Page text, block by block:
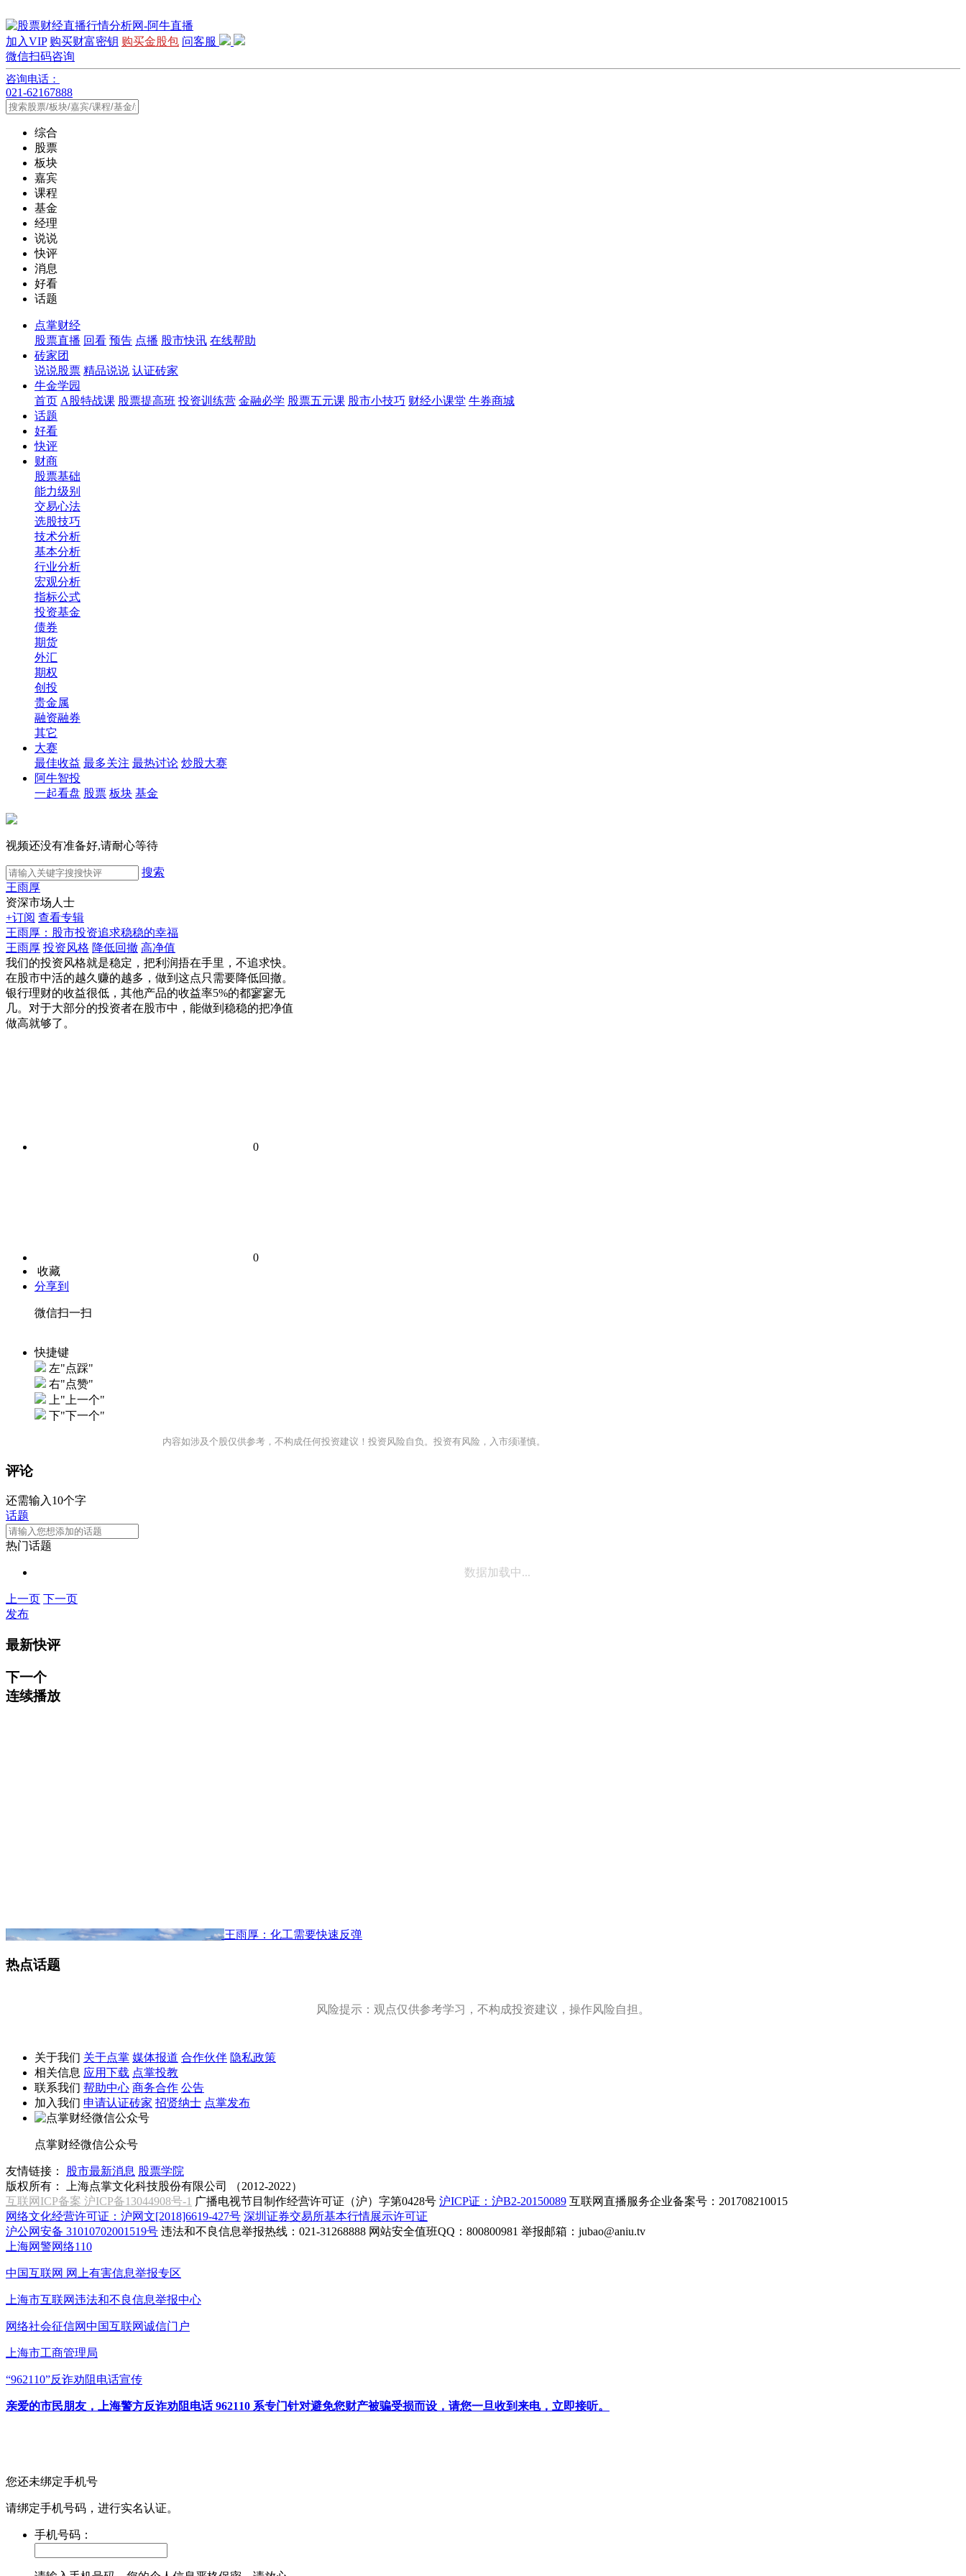
加入VIP 购买财富密钥 购买金股包 问客服
微信扫码咨询
咨询电话：
021-62167888
综合
股票
板块
嘉宾
课程
基金
经理
说说
快评
消息
好看
话题
点掌财经
股票直播 回看 预告 点播 股市快讯 在线帮助
砖家团
说说股票 精品说说 认证砖家
牛金学园
首页 A股特战课 股票提高班 投资训练营 金融必学 股票五元课 股市小技巧 财经小课堂 牛券商城
话题
好看
快评
财商
股票基础
能力级别
交易心法
选股技巧
技术分析
基本分析
行业分析
宏观分析
指标公式
投资基金
债券
期货
外汇
期权
创投
贵金属
融资融券
其它
大赛
最佳收益 最多关注 最热讨论 炒股大赛
阿牛智投
一起看盘 股票 板块 基金
视频还没有准备好,请耐心等待
搜索
王雨厚
资深市场人士
+订阅 查看专辑
王雨厚：股市投资追求稳稳的幸福
王雨厚 投资风格 降低回撤 高净值
我们的投资风格就是稳定，把利润捂在手里，不追求快。
在股市中活的越久赚的越多，做到这点只需要降低回撤。
银行理财的收益很低，其他产品的收益率5%的都寥寥无
几。对于大部分的投资者在股市中，能做到稳稳的把净值
做高就够了。
0
0
收藏
分享到
微信扫一扫
快捷键
左"点踩"
右"点赞"
上"上一个"
下"下一个"
内容如涉及个股仅供参考，不构成任何投资建议！投资风险自负。投资有风险，入市须谨慎。
评论
还需输入10个字
话题
热门话题
数据加载中...
上一页 下一页
发布
最新快评
下一个
连续播放
王雨厚：化工需要快速反弹
热点话题
风险提示：观点仅供参考学习，不构成投资建议，操作风险自担。
关于我们 关于点掌 媒体报道 合作伙伴 隐私政策
相关信息 应用下载 点掌投教
联系我们 帮助中心 商务合作 公告
加入我们 申请认证砖家 招贤纳士 点掌发布
点掌财经微信公众号
友情链接： 股市最新消息 股票学院
版权所有：
上海点掌文化科技股份有限公司 （2012-2022）
互联网ICP备案 沪ICP备13044908号-1 广播电视节目制作经营许可证（沪）字第0428号 沪ICP证：沪B2-20150089 互联网直播服务企业备案号：201708210015
网络文化经营许可证：沪网文[2018]6619-427号 深圳证券交易所基本行情展示许可证
沪公网安备 31010702001519号 违法和不良信息举报热线：021-31268888 网站安全值班QQ：800800981 举报邮箱： jubao@aniu.tv
上海网警网络110
中国互联网 网上有害信息举报专区
上海市互联网违法和不良信息举报中心
网络社会征信网中国互联网诚信门户
上海市工商管理局
“962110”反诈劝阻电话宣传
亲爱的市民朋友，上海警方反诈劝阻电话 962110 系专门针对避免您财产被骗受损而设，请您一旦收到来电，立即接听。
您还未绑定手机号
请绑定手机号码，进行实名认证。
手机号码：